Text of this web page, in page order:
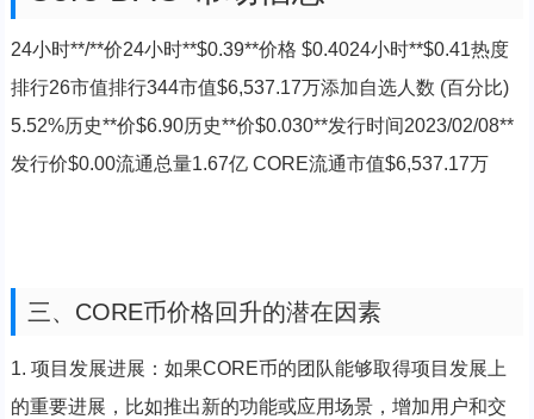
24小时**/**价24小时**$0.39**价格 $0.4024小时**$0.41热度
排行26市值排行344市值$6,537.17万添加自选人数 (百分比)
5.52%历史**价$6.90历史**价$0.030**发行时间2023/02/08**
发行价$0.00流通总量1.67亿 CORE流通市值$6,537.17万
三、CORE币价格回升的潜在因素
1. 项目发展进展：如果CORE币的团队能够取得项目发展上
的重要进展，比如推出新的功能或应用场景，增加用户和交